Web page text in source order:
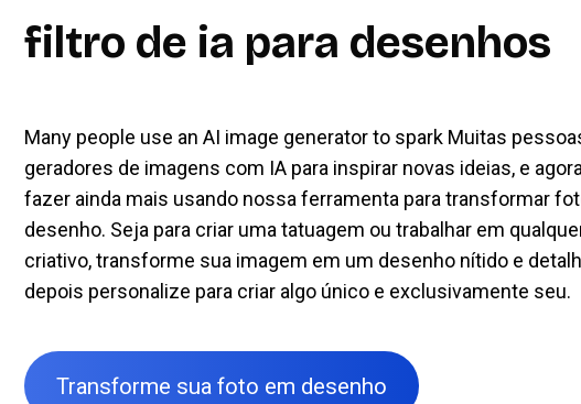
filtro de ia para desenhos
Many people use an AI image generator to spark Muitas
geradores de imagens com IA para inspirar novas ideias, e
fazer ainda mais usando nossa ferramenta para transformar
desenho. Seja para criar uma tatuagem ou trabalhar em
criativo, transforme sua imagem em um desenho nítido e
depois personalize para criar algo único e exclusivamente seu.
Transforme sua foto em desenho